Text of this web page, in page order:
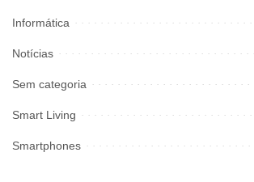
Informática
Notícias
Sem categoria
Smart Living
Smartphones